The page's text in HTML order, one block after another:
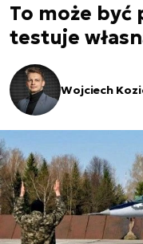
To może być
testuje
Wojciech